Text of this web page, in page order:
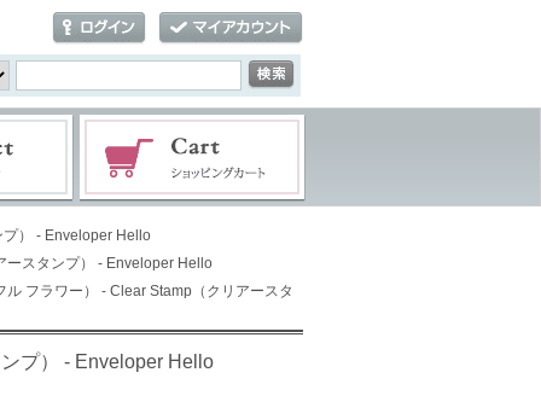
） - Enveloper Hello
ースタンプ） - Enveloper Hello
フラワー） - Clear Stamp（クリアースタ
プ） - Enveloper Hello